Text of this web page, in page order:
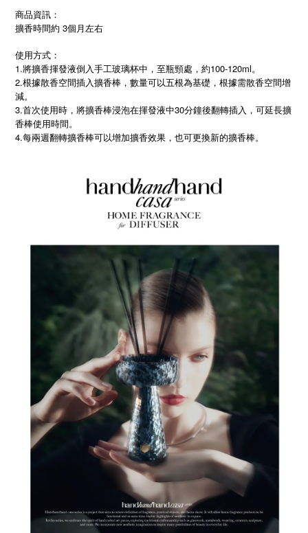
商品資訊：
擴香時間約 3個月左右
使用方式：
1.將擴香揮發液倒入手工玻璃杯中，至瓶頸處，約100-120ml。
2.根據散香空間插入擴香棒，數量可以五根為基礎，根據需散香空間增
減。
3.首次使用時，將擴香棒浸泡在揮發液中30分鐘後翻轉插入，可延長擴
香棒使用時間。
4.每兩週翻轉擴香棒可以增加擴香效果，也可更換新的擴香棒。